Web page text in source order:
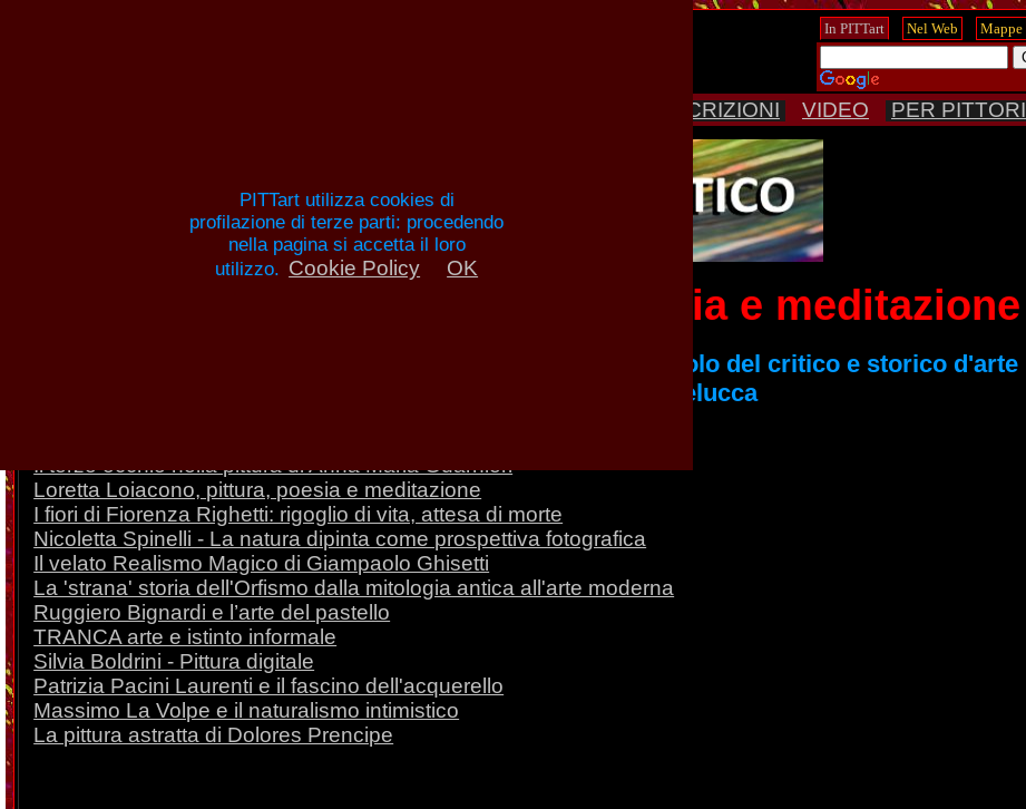
ISCRIZIONI VIDEO PER PITTORI
Loretta Loiacono, pittura, poesia e meditazione
Loretta Loiacono, pittura, poesia e meditazione - Articolo del critico e storico d'arte
moderna, dott.ssa Anna Rita Delucca
Il terzo occhio nella pittura di Anna Maria Guarnieri
Loretta Loiacono, pittura, poesia e meditazione
I fiori di Fiorenza Righetti: rigoglio di vita, attesa di morte
Nicoletta Spinelli - La natura dipinta come prospettiva fotografica
Il velato Realismo Magico di Giampaolo Ghisetti
La 'strana' storia dell'Orfismo dalla mitologia antica all'arte moderna
Ruggiero Bignardi e l’arte del pastello
TRANCA arte e istinto informale
Silvia Boldrini - Pittura digitale
Patrizia Pacini Laurenti e il fascino dell'acquerello
Massimo La Volpe e il naturalismo intimistico
La pittura astratta di Dolores Prencipe
PITTart utilizza cookies di
profilazione di terze parti: procedendo
nella pagina si accetta il loro
utilizzo. Cookie Policy OK